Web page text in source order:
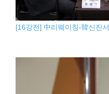
[16강전] 中리웨이칭-韓신진서.